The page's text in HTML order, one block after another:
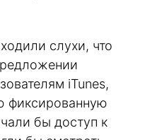
слухи, что
iTunes,
фиксированную
бы доступ к